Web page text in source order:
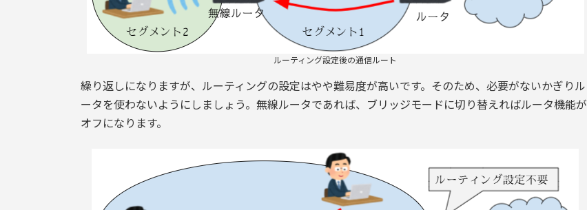
ルーティング設定後の通信ルート
繰り返しになりますが、ルーティングの設定はやや難易度が高いです。そのため、必要がないかぎりル
ータを使わないようにしましょう。無線ルータであれば、ブリッジモードに切り替えればルータ機能が
オフになります。